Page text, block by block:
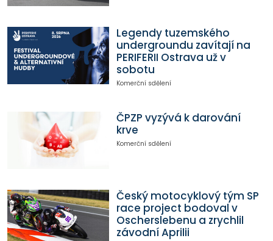
Legendy tuzemského
undergroundu zavítají na
PERIFERII Ostrava už v
sobotu
Komerční sdělení
ČPZP vyzývá k darování
krve
Komerční sdělení
Český motocyklový tým SP
race project bodoval v
Oscherslebenu a zrychlil
závodní Aprilii